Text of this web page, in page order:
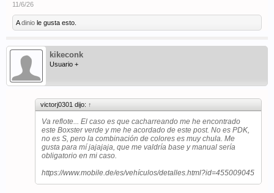
11/6/26
Adinio le gusta esto.
kikeconk
Usuario +
victorj0301 dijo: ↑
Va reflote... El caso es que cacharreando me he encontrado
este Boxster verde y me he acordado de este post. No es PDK,
no es S, pero la combinación de colores es muy chula. Me
gusta para mí jajajaja, que me valdría base y manual sería
obligatorio en mi caso.
https://www.mobile.de/es/vehículos/detalles.html?id=455009045